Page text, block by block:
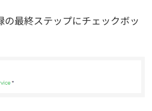
の最終ステップにチェックボッ